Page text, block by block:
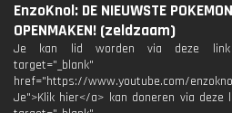
EnzoKnol: DE NIEUWSTE
OPENMAKEN! (zeldzaam)
Je kan lid worden via deze
target="_blank"
href="https://www.youtube.com/
Je">Klik hier</a> kan doneren via